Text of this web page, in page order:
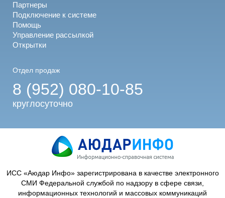
Партнеры
Подключение к системе
Помощь
Управление рассылкой
Открытки
Отдел продаж
8 (952) 080-10-85
круглосуточно
ИСС «Аюдар Инфо» зарегистрирована в качестве электронного
СМИ Федеральной службой по надзору в сфере связи,
информационных технологий и массовых коммуникаций